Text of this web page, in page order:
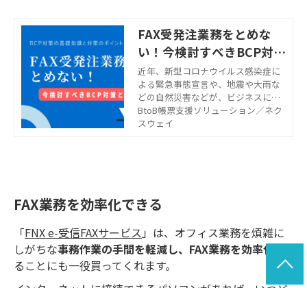
FAX受発注業務をとめな
い！今検討すべきBCP対策
とは？
近年、新型コロナウイルス感染症に
よる緊急事態宣言や、地震や大雨な
どの自然災害などが、ビジネスに大
きな影響をもたらしています。そん
な中、注目されているのが「BCP対
BtoB帳票支援ソリューション／ネク
スウェイ
FAX業務を効率化できる
「FNX e-受信FAXサービス 」は、オフィス業務を煩雑に
しがちな事務作業の手間を軽減し、FAX業務を効率化す
ることにも一役買ってくれます。